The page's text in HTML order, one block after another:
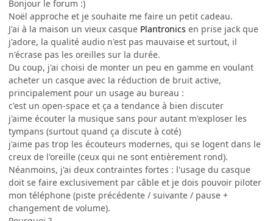
Bonjour le forum :)
Noël approche et je souhaite me faire un petit cadeau.
J'ai à la maison un vieux casque Plantronics en prise jack que
j'adore, la qualité audio n'est pas mauvaise et surtout, il
n'écrase pas les oreilles sur la durée.
Du coup, j'ai choisi de monter un peu en gamme en voulant
acheter un casque avec la réduction de bruit active,
principalement pour un usage au bureau :
c'est un open-space et ça a tendance à bien discuter
j'aime écouter la musique sans pour autant m'exploser les
tympans (surtout quand ça discute à coté)
j'aime pas trop les écouteurs modernes, qui se logent dans le
creux de l'oreille (ceux qui ne sont entièrement rond).
Néanmoins, j'ai deux contraintes fortes : l'usage du casque
doit se faire exclusivement par câble et je dois pouvoir piloter
mon téléphone (piste précédente / suivante / pause +
changement de volume).